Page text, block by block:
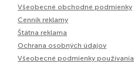
Všeobecné obchodné podmienky
Cenník reklamy
Štátna reklama
Ochrana osobných údajov
Všeobecné podmienky používania